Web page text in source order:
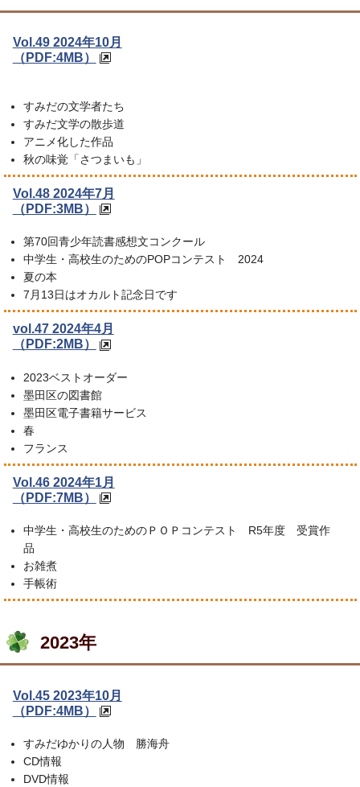
Vol.49 2024年10月
（PDF:4MB）
すみだの文学者たち
すみだ文学の散歩道
アニメ化した作品
秋の味覚「さつまいも」
Vol.48 2024年7月
（PDF:3MB）
第70回青少年読書感想文コンクール
中学生・高校生のためのPOPコンテスト 2024
夏の本
7月13日はオカルト記念日です
vol.47 2024年4月
（PDF:2MB）
2023ベストオーダー
墨田区の図書館
墨田区電子書籍サービス
春
フランス
Vol.46 2024年1月
（PDF:7MB）
中学生・高校生のためのＰＯＰコンテスト R5年度 受賞作
品
お雑煮
手帳術
2023年
Vol.45 2023年10月
（PDF:4MB）
すみだゆかりの人物 勝海舟
CD情報
DVD情報